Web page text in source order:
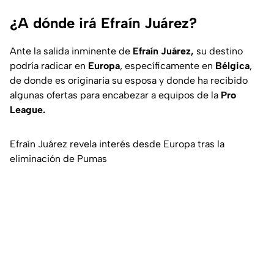
¿A dónde irá Efraín Juárez?
Ante la salida inminente de Efraín Juárez, su destino
podría radicar en Europa, específicamente en Bélgica,
de donde es originaria su esposa y donde ha recibido
algunas ofertas para encabezar a equipos de la Pro
League.
Efraín Juárez revela interés desde Europa tras la
eliminación de Pumas